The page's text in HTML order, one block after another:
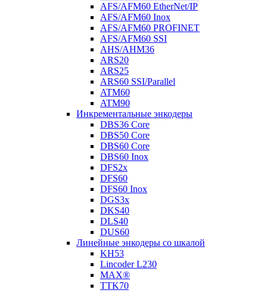
AFS/AFM60 EtherNet/IP
AFS/AFM60 Inox
AFS/AFM60 PROFINET
AFS/AFM60 SSI
AHS/AHM36
ARS20
ARS25
ARS60 SSI/Parallel
ATM60
ATM90
Инкрементальные энкодеры
DBS36 Core
DBS50 Core
DBS60 Core
DBS60 Inox
DFS2x
DFS60
DFS60 Inox
DGS3x
DKS40
DLS40
DUS60
Линейные энкодеры со шкалой
KH53
Lincoder L230
MAX®
TTK70